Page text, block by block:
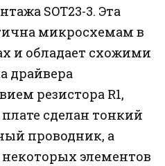
SOT23-3. Эта
микросхемам в
и обладает схожими
драйвера
резистора R1,
сделан тонкий
проводник, а
элементов